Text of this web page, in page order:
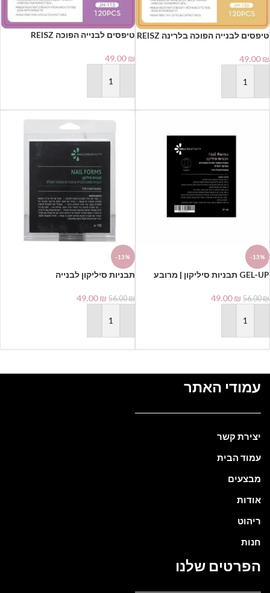
טיפסים לבנייה הפוכה בלרינה REISZ
(120 יחידות) | רייז מקצועי
49.00₪
הוספה לסל
טיפסים לבנייה הפוכה REISZ
(120 יחידות) | רייז מקצועי
49.00₪
הוספה לסל
-13%
GEL-UP תבניות סיליקון | מרובע
56.00₪
49.00₪
הוספה לסל
-13%
תבניות סיליקון לבנייה
56.00₪
49.00₪
הוספה לסל
עמודי האתר
יצירת קשר
עמוד הבית
מבצעים
אודות
ריהוט
חנות
הפרטים שלנו